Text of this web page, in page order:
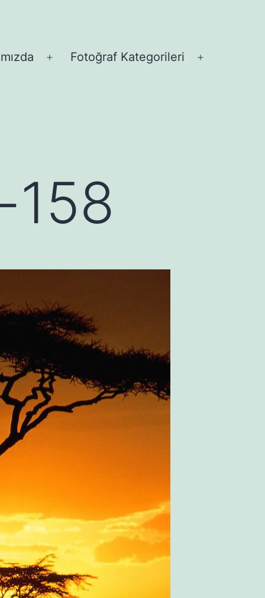
Menüyü
Fotoğraf Kategorileri